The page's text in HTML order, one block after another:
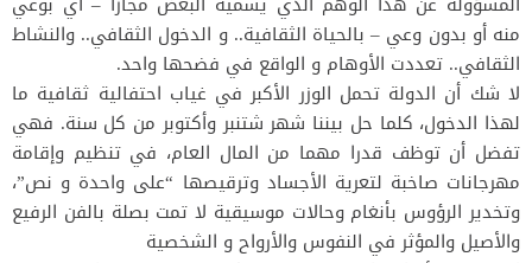
منه أو بدون وعي – بالحياة الثقافية.. و الدخول الثقافي.. والنشاط
الثقافي.. تعددت الأوهام و الواقع في فضحها واحد.
لا شك أن الدولة تحمل الوزر الأكبر في غياب احتفالية ثقافية ما
لهذا الدخول، كلما حل بيننا شهر شتنبر وأكتوبر من كل سنة. فهي
تفضل أن توظف قدرا مهما من المال العام، في تنظيم وإقامة
مهرجانات صاخبة لتعرية الأجساد وترقيصها “على واحدة و نص”،
وتخدير الرؤوس بأنغام وحالات موسيقية لا تمت بصلة بالفن الرفيع
والأصيل والمؤثر في النفوس والأرواح و الشخصية